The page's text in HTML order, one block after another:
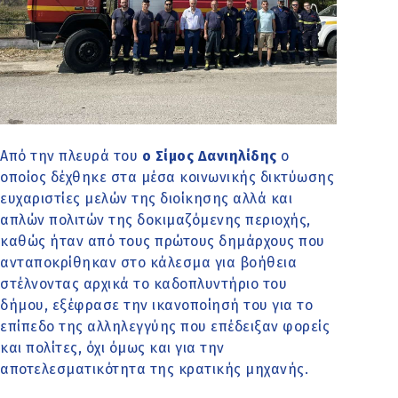
Από την πλευρά του ο Σίμος Δανιηλίδης ο
οποίος δέχθηκε στα μέσα κοινωνικής δικτύωσης
ευχαριστίες μελών της διοίκησης αλλά και
απλών πολιτών της δοκιμαζόμενης περιοχής,
καθώς ήταν από τους πρώτους δημάρχους που
ανταποκρίθηκαν στο κάλεσμα για βοήθεια
στέλνοντας αρχικά το καδοπλυντήριο του
δήμου, εξέφρασε την ικανοποίησή του για το
επίπεδο της αλληλεγγύης που επέδειξαν φορείς
και πολίτες, όχι όμως και για την
αποτελεσματικότητα της κρατικής μηχανής.